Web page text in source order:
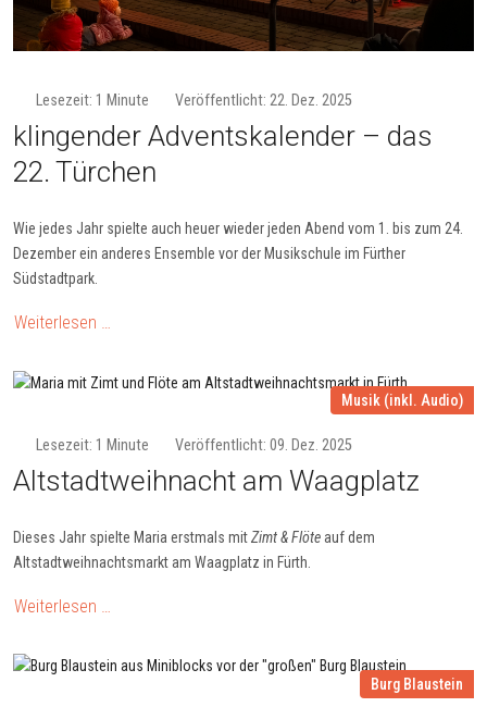
Lesezeit: 1 Minute Veröffentlicht: 22. Dez. 2025
klin­gen­der Ad­vents­ka­len­der – das
22. Tür­chen
Wie jedes Jahr spielte auch heuer wieder jeden Abend vom 1. bis zum 24.
Dezember ein anderes Ensemble vor der Musikschule im Fürther
Südstadtpark.
Weiterlesen …
Musik (inkl. Audio)
Lesezeit: 1 Minute Veröffentlicht: 09. Dez. 2025
Altstadt­weih­nacht am Waag­platz
Dieses Jahr spielte Maria erstmals mitZimt & Flöteauf dem
Altstadtweihnachtsmarkt am Waagplatz in Fürth.
Weiterlesen …
Burg Blaustein